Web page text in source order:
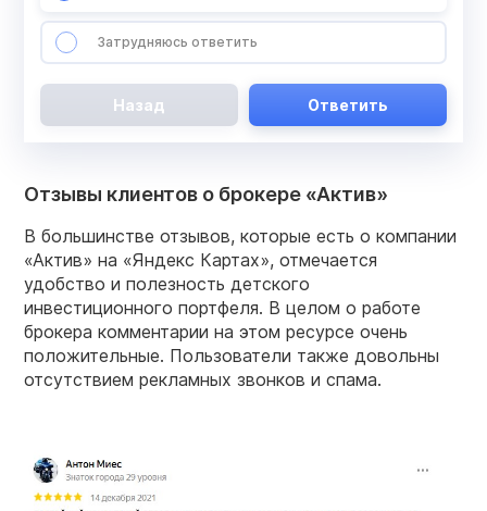
Затрудняюсь ответить
Назад Ответить
Отзывы клиентов о брокере «Актив»
В большинстве отзывов, которые есть о компании
«Актив» на «Яндекс Картах», отмечается
удобство и полезность детского
инвестиционного портфеля. В целом о работе
брокера комментарии на этом ресурсе очень
положительные. Пользователи также довольны
отсутствием рекламных звонков и спама.